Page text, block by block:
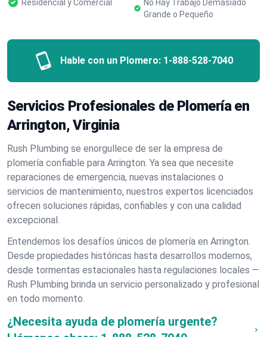
Residencial y Comercial
No Hay Trabajo Demasiado
Grande o Pequeño
Hable con un Plomero: 1-888-528-7040
Servicios Profesionales de Plomería en
Arrington, Virginia
Rush Plumbing se enorgullece de ser la empresa de
plomería confiable para Arrington. Ya sea que necesite
reparaciones de emergencia, nuevas instalaciones o
servicios de mantenimiento, nuestros expertos licenciados
ofrecen soluciones rápidas, confiables y con una calidad
excepcional.
Entendemos los desafíos únicos de plomería en Arrington.
Desde propiedades históricas hasta desarrollos modernos,
desde tormentas estacionales hasta regulaciones locales —
Rush Plumbing brinda un servicio personalizado y profesional
en todo momento.
¿Necesita ayuda de plomería urgente?